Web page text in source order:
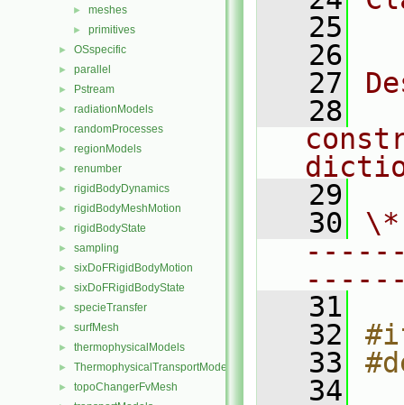
► meshes
► primitives
► OSspecific
► parallel
► Pstream
► radiationModels
► randomProcesses
► regionModels
► renumber
► rigidBodyDynamics
► rigidBodyMeshMotion
► rigidBodyState
► sampling
► sixDoFRigidBodyMotion
► sixDoFRigidBodyState
► specieTransfer
► surfMesh
► thermophysicalModels
► ThermophysicalTransportModels
► topoChangerFvMesh
   25
   26
   27
   28
   29
   30
   31
   32
   33
   34